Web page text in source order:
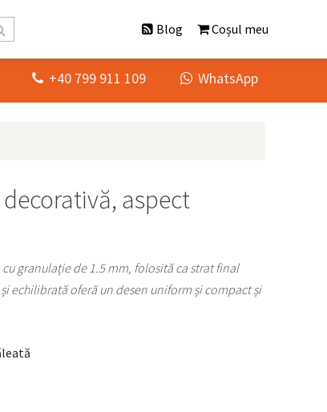
Blog Coșul meu
 +40 799 911 109  WhatsApp
aspect
granulație de 1.5 mm, folosită ca strat final
echilibrată oferă un desen uniform și compact și